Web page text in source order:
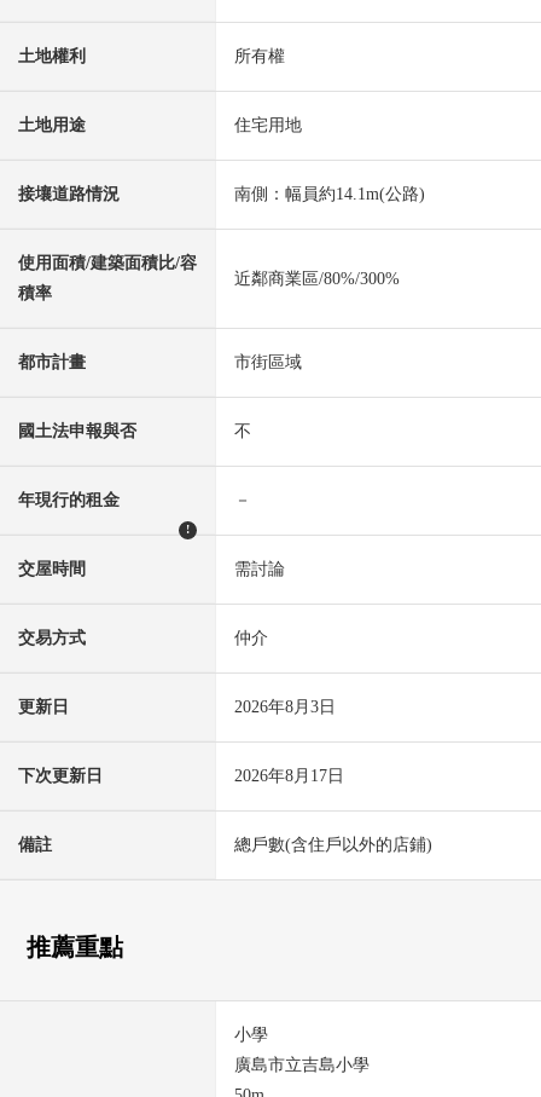
土地權利 所有權
土地用途 住宅用地
接壤道路情況 南側：幅員約14.1m(公路)
使用面積/建築面積比/容
積率
近鄰商業區/80%/300%
都市計畫 市街區域
國土法申報與否 不
年現行的租金
!
－
交屋時間 需討論
交易方式 仲介
更新日 2026年8月3日
下次更新日 2026年8月17日
備註 總戶數(含住戶以外的店鋪)
推薦重點
小學
廣島市立吉島小學